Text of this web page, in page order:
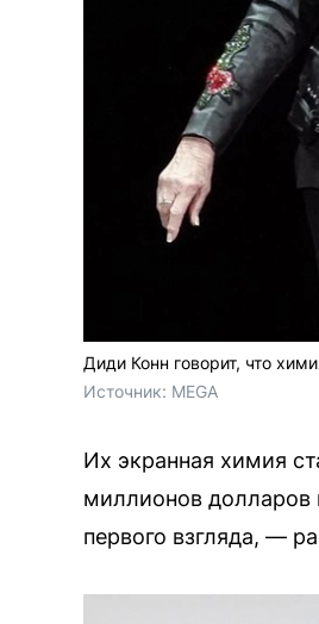
Диди Конн говорит, что
Источник: MEGA
Их экранная химия
миллионов
первого взгляда, —